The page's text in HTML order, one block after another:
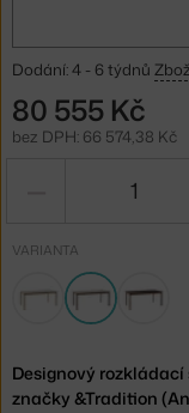
Dodání: 4 - 6 týdnů
80 555 Kč
bez DPH: 66 574,38 Kč
VARIANTA
Designový rozkládací
značky &Tradition